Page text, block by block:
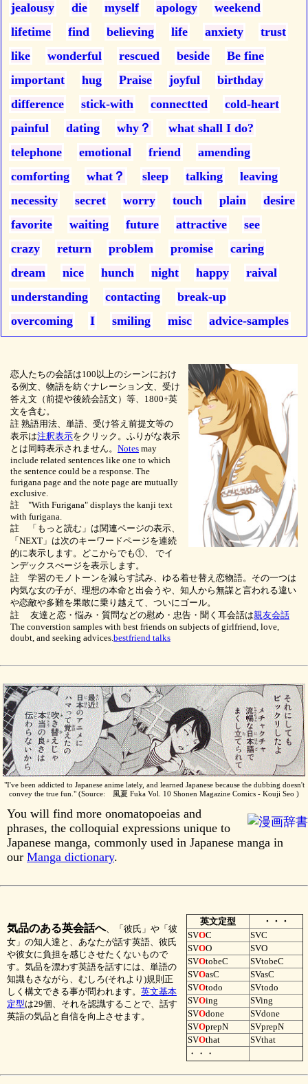
jealousy
die myself apology
weekend
lifetime
find believing life anxiety
trust
like
wonderful rescued beside
Be fine
important
hug Praise joyful
birthday
difference
stick-with connectted
cold-heart
painful
dating why？
what shall I do?
telephone
emotional friend
amending
comforting
what？ sleep talking
leaving
necessity
secret worry touch plain
desire
favorite
waiting future attractive
see
crazy
return problem promise
caring
dream
nice hunch night happy
raival
understanding
contacting
break-up
overcoming
I smiling misc advice-samples
恋人たちの会話は100以上のシーンにおけ
る例文、物語を紡ぐナレーション文、受け
答え文（前提や後続会話文）等、1800+英
文を含む。
註 熟語用法、単語、受け答え前提文等の
表示は注釈表示をクリック。ふりがな表示
とは同時表示されません。 Notes may
include related sentences like one to which
the sentence could be a response. The
furigana page and the note page are mutually
exclusive.
註 "With Furigana" displays the kanji text
with furigana.
註 「もっと読む」は関連ページの表示、
「NEXT」は次のキーワードページを連続
的に表示します。どこからでも①、
でイ
ンデックスぺージを表示します。
註 学習のモノトーンを減らす試み、ゆる着せ替え恋物語。その一つは
内気な女の子が、理想の本命と出会うや、知人から無謀と言われる違い
や恋敵や多難を果敢に乗り越えて、ついにゴール。
註 友達と恋・悩み・質問などの慰め・忠告・聞く耳会話は親友会話
The converstion samples with best friends on subjects of girlfriend, love,
doubt, and seeking advices.bestfriend talks
"I've been addicted to Japanese anime lately, and learned Japanese because the dubbing doesn't
convey the true fun." (Source: 風夏 Fuka Vol. 10 Shonen Magazine Comics - Kouji Seo )
You will find more onomatopoeias and
phrases, the colloquial expressions unique to
Japanese manga, commonly used in Japanese manga in
our Manga dictionary.
英文定型
・・・
SVOC
SVC
SVOO
SVO
SVOtobeC
SVtobeC
SVOasC
SVasC
SVOtodo
SVtodo
SVOing
SVing
SVOdone
SVdone
SVOprepN
SVprepN
SVOthat
SVthat
・・・
気品のある英会話へ、「彼氏」や「彼
女」の知人達と、あなたが話す英語、彼氏
や彼女に負担を感じさせたくないもので
す。気品を漂わす英語を話すには、単語の
知識もさながら、むしろ(それより)規則正
しく構文できる事が問われます。 英文基本
定型は29個、それを認識することで、話す
英語の気品と自信を向上させます。